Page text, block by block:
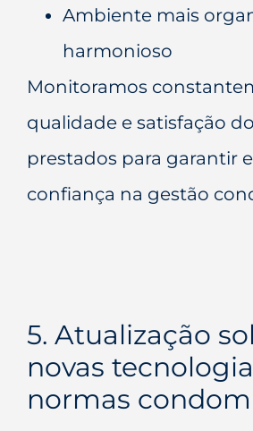
Ambiente mais
harmonioso
Monitoramos
qualidade e satisfação
prestados para garantir
confiança na gestão
5. Atualização
novas
normas